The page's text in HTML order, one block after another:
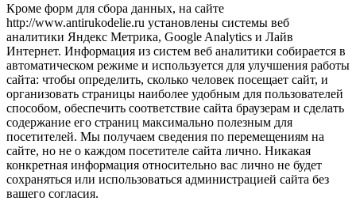
Кроме форм для сбора данных, на сайте
http://www.antirukodelie.ru установлены системы веб
аналитики Яндекс Метрика, Google Analytics и Лайв
Интернет. Информация из систем веб аналитики собирается в
автоматическом режиме и используется для улучшения работы
сайта: чтобы определить, сколько человек посещает сайт, и
организовать страницы наиболее удобным для пользователей
способом, обеспечить соответствие сайта браузерам и сделать
содержание его страниц максимально полезным для
посетителей. Мы получаем сведения по перемещениям на
сайте, но не о каждом посетителе сайта лично. Никакая
конкретная информация относительно вас лично не будет
сохраняться или использоваться администрацией сайта без
вашего согласия.